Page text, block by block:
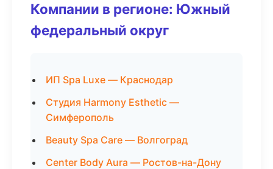
Компании в регионе: Южный
федеральный округ
ИП Spa Luxe — Краснодар
Студия Harmony Esthetic —
Симферополь
Beauty Spa Care — Волгоград
Center Body Aura — Ростов-на-Дону